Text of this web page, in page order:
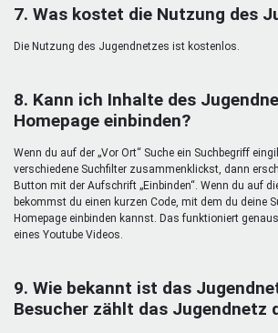
7. Was kostet die Nutzung des
Die Nutzung des Jugendnetzes ist kostenlos.
8. Kann ich Inhalte des
Homepage einbinden?
Wenn du auf der „Vor Ort“ Suche ein Suchbegriff
verschiedene Suchfilter zusammenklickst, dann
Button mit der Aufschrift „Einbinden“. Wenn du auf
bekommst du einen kurzen Code, mit dem du deine
Homepage einbinden kannst. Das funktioniert
eines Youtube Videos.
9. Wie bekannt ist das
Besucher zählt das Jugendnetz